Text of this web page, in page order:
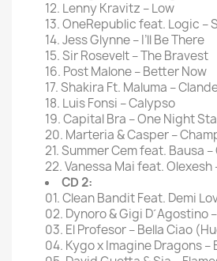
12. Lenny Kravitz – Low
13. OneRepublic feat. Logic –
14. Jess Glynne – I’ll Be There
15. Sir Rosevelt – The Bravest
16. Post Malone – Better Now
17. Shakira Ft. Maluma –
18. Luis Fonsi – Calypso
19. Capital Bra – One Night
20. Marteria & Casper –
21. Summer Cem feat. Bausa
22. Vanessa Mai feat. Olexesh
CD 2:
01. Clean Bandit Feat. Demi
02. Dynoro & Gigi D´Agostino
03. El Profesor – Bella Ciao
04. Kygo x Imagine Dragons –